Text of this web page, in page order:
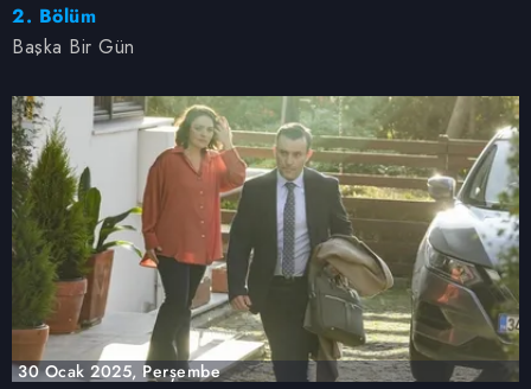
2. Bölüm
Başka Bir Gün
30 Ocak 2025, Perşembe